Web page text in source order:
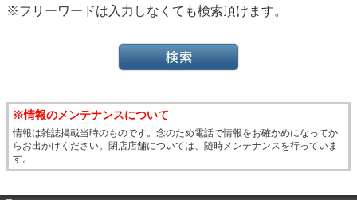
※フリーワードは入力しなくても検索頂けます。
※情報のメンテナンスについて
情報は雑誌掲載当時のものです。念のため電話で情報をお確かめになってか
らお出かけください。閉店店舗については、随時メンテナンスを行っていま
す。